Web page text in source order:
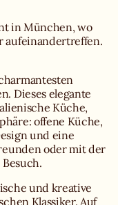
in München, wo
aufeinandertreffen.
Dieses elegante
Küche,
offene Küche,
und eine
oder mit der
und kreative
Klassiker. Auf